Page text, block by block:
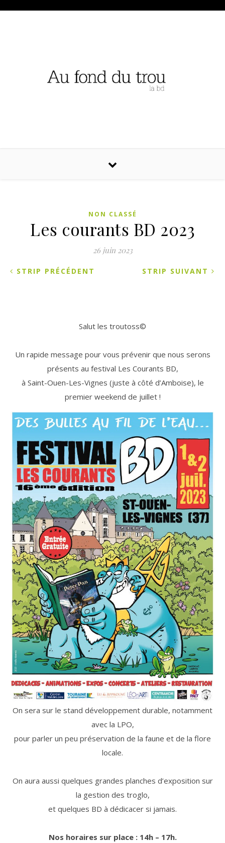
NON CLASSÉ
Les courants BD 2023
26 juin 2023
STRIP SUIVANT
STRIP PRÉCÉDENT
Salut les troutoss©
Un rapide message pour vous prévenir que nous serons
présents au festival Les Courants BD,
à Saint-Ouen-Les-Vignes (juste à côté d’Amboise), le
premier weekend de juillet !
On sera sur le stand développement durable, notamment
avec la LPO,
pour parler un peu préservation de la faune et de la flore
locale.
On aura aussi quelques grandes planches d’exposition sur
la gestion des troglo,
et quelques BD à dédicacer si jamais.
Nos horaires sur place : 14h – 17h.